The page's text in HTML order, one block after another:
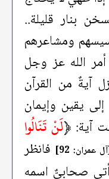
بنار قليلة..
ومشاعرهم
أمر الله عز وجل
آيةٌ من القرآن
يقين وإيمان
آية: ﴿لَنْ تَنَالُوا
عمران: 92]
فانظر
صحابيٌّ اسمه